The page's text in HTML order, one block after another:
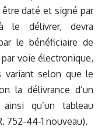
daté et signé par
le délivrer, devra
le bénéficiaire de
voie électronique,
variant selon que le
la délivrance d’un
qu’un tableau
752-44-1 nouveau).